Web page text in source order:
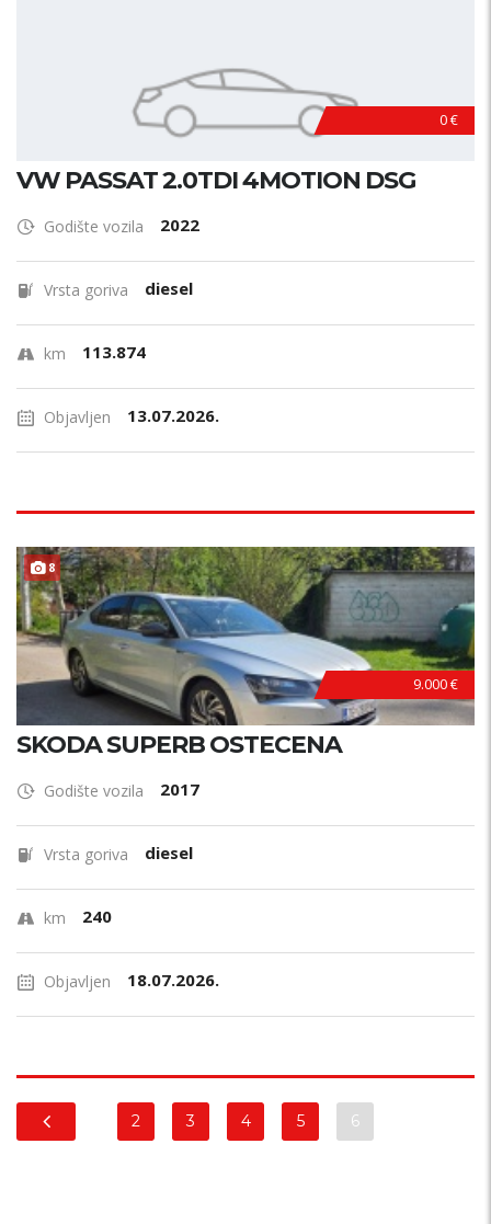
0 €
VW PASSAT 2.0TDI 4MOTION DSG
Godište vozila 2022
Vrsta goriva diesel
km 113.874
Objavljen 13.07.2026.
8
9.000 €
SKODA SUPERB OSTECENA
Godište vozila 2017
Vrsta goriva diesel
km 240
Objavljen 18.07.2026.
2 3 4 5 6